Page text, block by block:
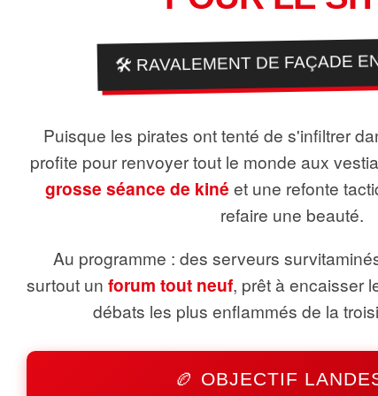
🛠️ RAVALEMENT DE FAÇADE
Puisque les pirates ont tenté de s'infiltrer
profite pour renvoyer tout le monde aux
grosse séance de kiné et une refonte
refaire une beauté.
Au programme : des serveurs
surtout un forum tout neuf, prêt à encaisser
débats les plus enflammés de la
🏉 OBJECTIF